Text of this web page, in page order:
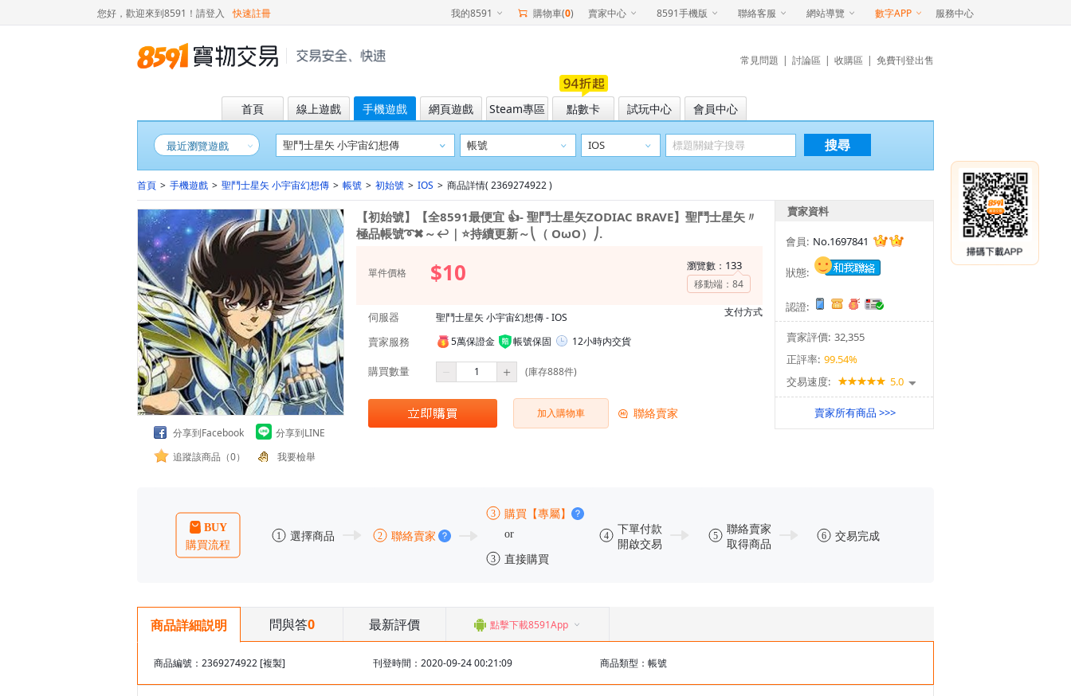
您好，歡迎來到8591！ 請登入 快速註冊 我的8591 購物車(0) 賣家中心 8591手機版 聯絡客服 網站導覽 數字APP 服務中心
常見問題 | 討論區 | 收購區 | 免費刊登出售
首頁 線上遊戲 手機遊戲 網頁遊戲 Steam專區 點數卡 試玩中心 會員中心
最近瀏覽遊戲 搜尋
首頁 > 手機遊戲 > 聖鬥士星矢 小宇宙幻想傳 > 帳號 > 初始號 > IOS > 商品詳情( 2369274922 )
分享到Facebook
分享到LINE
追蹤該商品（0）
我要檢舉
【初始號】【全8591最便宜 👍- 聖鬥士星矢ZODIAC BRAVE】聖鬥士星矢〃
極品帳號➰✖～↩｜⭐持續更新～⎝（ OωO）⎠.
單件價格 $10 瀏覽數： 133
移動端： 84
伺服器 聖鬥士星矢 小宇宙幻想傳 - IOS
賣家服務 5萬保證金 帳號保固 12小時内交貨
購買數量 (庫存888件)
加入購物車 聯絡賣家
支付方式
賣家資料
會員: No.1697841
狀態:
認證:
賣家評價: 32,355
正評率: 99.54%
交易速度:
5.0
賣家所有商品 >>>
商品詳細説明 問與答0 最新評價 點擊下載8591App
商品編號：2369274922 [複製] 刊登時間：2020-09-24 00:21:09 商品類型：帳號